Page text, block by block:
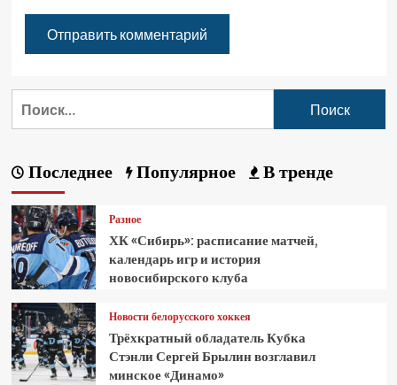
Последнее Популярное В тренде
Разное
ХК «Сибирь»: расписание матчей,
календарь игр и история
новосибирского клуба
Новости белорусского хоккея
Трёхкратный обладатель Кубка
Стэнли Сергей Брылин возглавил
минское «Динамо»